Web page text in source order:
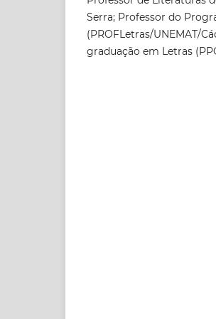
Serra; Professor do
(PROFLetras/UNEMAT/
graduação em Letras